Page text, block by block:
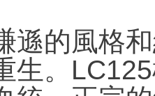
遜的風格
生。